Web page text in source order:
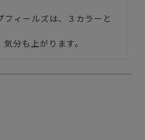
ィールズは、３カラーと
分も上がります。